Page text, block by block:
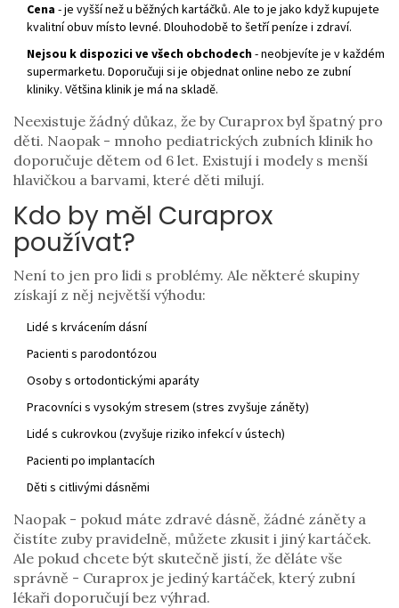
Cena - je vyšší než u běžných kartáčků. Ale to je jako když kupujete
kvalitní obuv místo levné. Dlouhodobě to šetří peníze i zdraví.
Nejsou k dispozici ve všech obchodech- neobjevíte je v každém
supermarketu. Doporučuji si je objednat online nebo ze zubní
kliniky. Většina klinik je má na skladě.
Neexistuje žádný důkaz, že by Curaprox byl špatný pro
děti. Naopak - mnoho pediatrických zubních klinik ho
doporučuje dětem od 6 let. Existují i modely s menší
hlavičkou a barvami, které děti milují.
Kdo by měl Curaprox
používat?
Není to jen pro lidi s problémy. Ale některé skupiny
získají z něj největší výhodu:
Lidé s krvácením dásní
Pacienti s parodontózou
Osoby s ortodontickými aparáty
Pracovníci s vysokým stresem (stres zvyšuje záněty)
Lidé s cukrovkou (zvyšuje riziko infekcí v ústech)
Pacienti po implantacích
Děti s citlivými dásněmi
Naopak - pokud máte zdravé dásně, žádné záněty a
čistíte zuby pravidelně, můžete zkusit i jiný kartáček.
Ale pokud chcete být skutečně jistí, že děláte vše
správně - Curaprox je jediný kartáček, který zubní
lékaři doporučují bez výhrad.